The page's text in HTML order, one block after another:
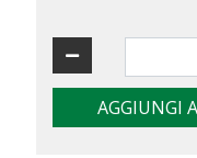
AGGIUNGI